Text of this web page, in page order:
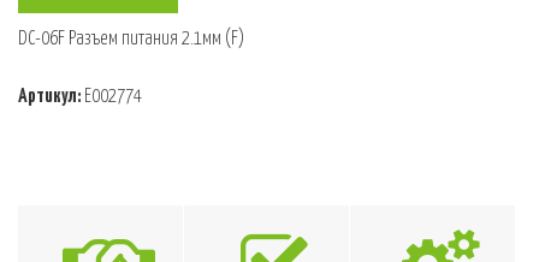
DC-06F Разъем питания 2.1мм (F)
Артикул: E002774